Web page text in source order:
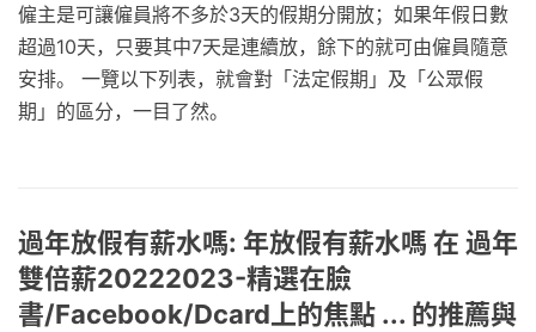
僱主是可讓僱員將不多於3天的假期分開放；如果年假日數
超過10天，只要其中7天是連續放，餘下的就可由僱員隨意
安排。 一覽以下列表，就會對「法定假期」及「公眾假
期」的區分，一目了然。
過年放假有薪水嗎: 年放假有薪水嗎 在 過年
雙倍薪20222023-精選在臉
書/Facebook/Dcard上的焦點 ... 的推薦與